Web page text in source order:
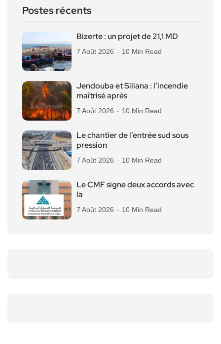
Postes récents
Bizerte : un projet de 21,1 MD
7 Août 2026 10 Min Read
Jendouba et Siliana : l’incendie
maîtrisé après
7 Août 2026 10 Min Read
Le chantier de l’entrée sud sous
pression
7 Août 2026 10 Min Read
Le CMF signe deux accords avec
la
7 Août 2026 10 Min Read